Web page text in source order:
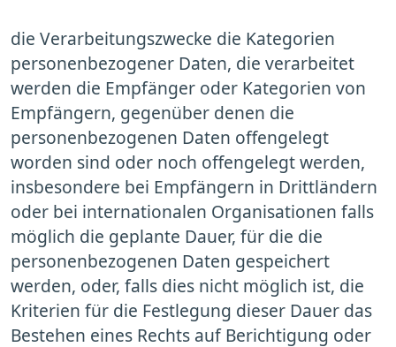
die Verarbeitungszwecke die Kategorien
personenbezogener Daten, die verarbeitet
werden die Empfänger oder Kategorien von
Empfängern, gegenüber denen die
personenbezogenen Daten offengelegt
worden sind oder noch offengelegt werden,
insbesondere bei Empfängern in Drittländern
oder bei internationalen Organisationen falls
möglich die geplante Dauer, für die die
personenbezogenen Daten gespeichert
werden, oder, falls dies nicht möglich ist, die
Kriterien für die Festlegung dieser Dauer das
Bestehen eines Rechts auf Berichtigung oder